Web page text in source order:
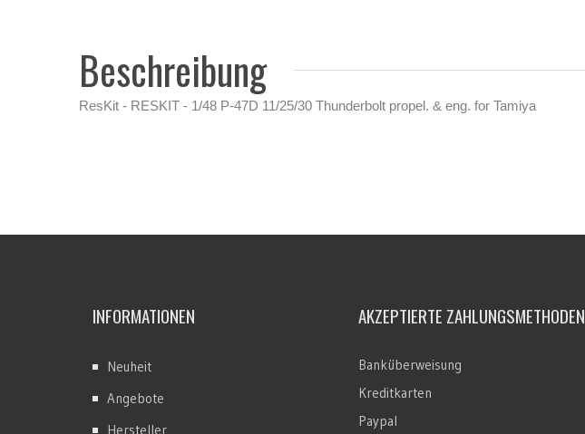
Beschreibung
ResKit - RESKIT - 1/48 P-47D 11/25/30 Thunderbolt propel. & eng. for Tamiya
INFORMATIONEN
Neuheit
Angebote
Hersteller
AKZEPTIERTE ZAHLUNGSMETHODEN
Banküberweisung
Kreditkarten
Paypal